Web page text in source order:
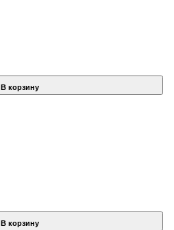
В корзину
В корзину